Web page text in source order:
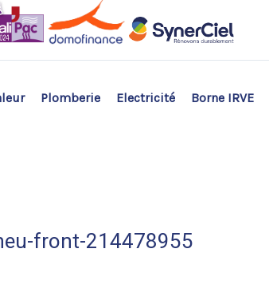
Plomberie Electricité Borne IRVE
front-214478955